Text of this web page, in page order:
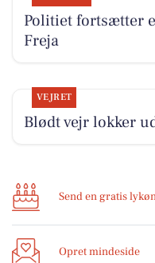
Politiet fortsætter
Freja
VEJRET
Blødt vejr lokker
Send en gratis
Opret mindeside